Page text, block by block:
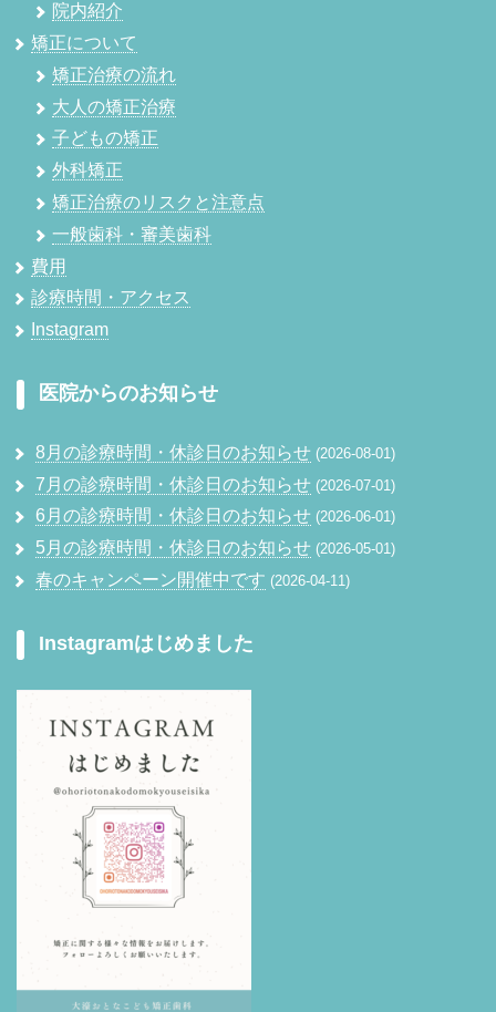
院内紹介
矯正について
矯正治療の流れ
大人の矯正治療
子どもの矯正
外科矯正
矯正治療のリスクと注意点
一般歯科・審美歯科
費用
診療時間・アクセス
Instagram
医院からのお知らせ
8月の診療時間・休診日のお知らせ 2026-08-01
7月の診療時間・休診日のお知らせ 2026-07-01
6月の診療時間・休診日のお知らせ 2026-06-01
5月の診療時間・休診日のお知らせ 2026-05-01
春のキャンペーン開催中です 2026-04-11
Instagramはじめました